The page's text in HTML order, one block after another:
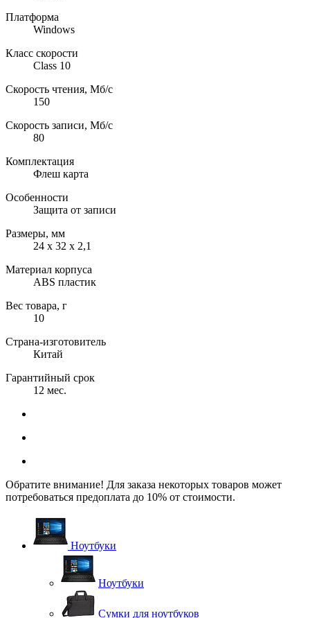
Платформа
Windows
Класс скорости
Class 10
Скорость чтения, Мб/с
150
Скорость записи, Мб/с
80
Комплектация
Флеш карта
Особенности
Защита от записи
Размеры, мм
24 x 32 x 2,1
Материал корпуса
ABS пластик
Вес товара, г
10
Страна-изготовитель
Китай
Гарантийный срок
12 мес.
Обратите внимание! Для заказа некоторых товаров может
потребоваться предоплата до 10% от стоимости.
Ноутбуки
Ноутбуки
Сумки для ноутбуков